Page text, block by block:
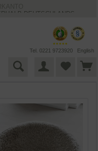
DEUTSCHLANDS
Tel. 0221 9723920 English